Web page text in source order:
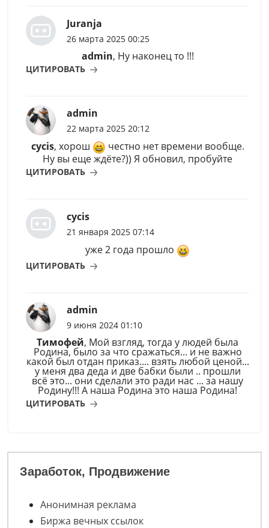
Juranja
26 марта 2025 00:25
admin, Ну наконец то !!!
ЦИТИРОВАТЬ
admin
22 марта 2025 20:12
cycis, хорош
честно нет времени вообще.
Ну вы еще ждёте?)) Я обновил, пробуйте
ЦИТИРОВАТЬ
cycis
21 января 2025 07:14
уже 2 года прошло
ЦИТИРОВАТЬ
admin
9 июня 2024 01:10
Тимофей, Мой взгляд, тогда у людей была
Родина, было за что сражаться... и не важно
какой был отдан приказ.... взять любой ценой...
у меня два деда и две бабки были .. прошли
всё это... они сделали это ради нас ... за нашу
Родину!!! А наша Родина это наша Родина!
ЦИТИРОВАТЬ
Заработок, Продвижение
Анонимная реклама
Биржа вечных ссылок